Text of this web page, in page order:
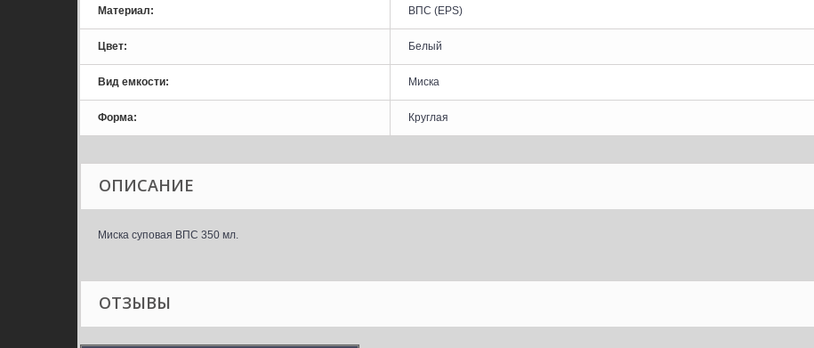
Материал: ВПС (EPS)
Цвет: Белый
Вид емкости: Миска
Форма: Круглая
ОПИСАНИЕ
Миска суповая ВПС 350 мл.
ОТЗЫВЫ